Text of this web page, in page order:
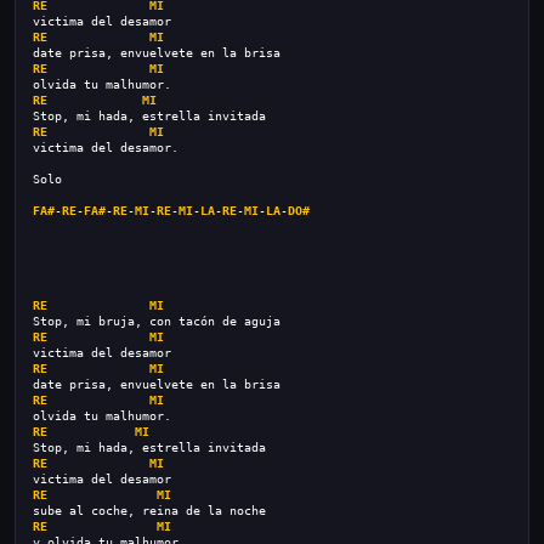
RE
MI
victima del desamor
RE
MI
date prisa, envuelvete en la brisa
RE
MI
olvida tu malhumor.
RE
MI
Stop, mi hada, estrella invitada
RE
MI
victima del desamor.
Solo
FA#-RE-FA#-RE-MI-RE-MI-LA-RE-MI-LA-DO#
RE
MI
Stop, mi bruja, con tacón de aguja
RE
MI
victima del desamor
RE
MI
date prisa, envuelvete en la brisa
RE
MI
olvida tu malhumor.
RE
MI
Stop, mi hada, estrella invitada
RE
MI
victima del desamor
RE
MI
sube al coche, reina de la noche
RE
MI